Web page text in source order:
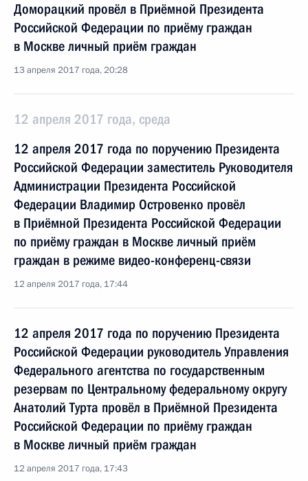
Доморацкий провёл в Приёмной Президента
Российской Федерации по приёму граждан
в Москве личный приём граждан
13 апреля 2017 года, 20:28
12 апреля 2017 года, среда
12 апреля 2017 года по поручению Президента
Российской Федерации заместитель Руководителя
Администрации Президента Российской
Федерации Владимир Островенко провёл
в Приёмной Президента Российской Федерации
по приёму граждан в Москве личный приём
граждан в режиме видео-конференц-связи
12 апреля 2017 года, 17:44
12 апреля 2017 года по поручению Президента
Российской Федерации руководитель Управления
Федерального агентства по государственным
резервам по Центральному федеральному округу
Анатолий Турта провёл в Приёмной Президента
Российской Федерации по приёму граждан
в Москве личный приём граждан
12 апреля 2017 года, 17:43